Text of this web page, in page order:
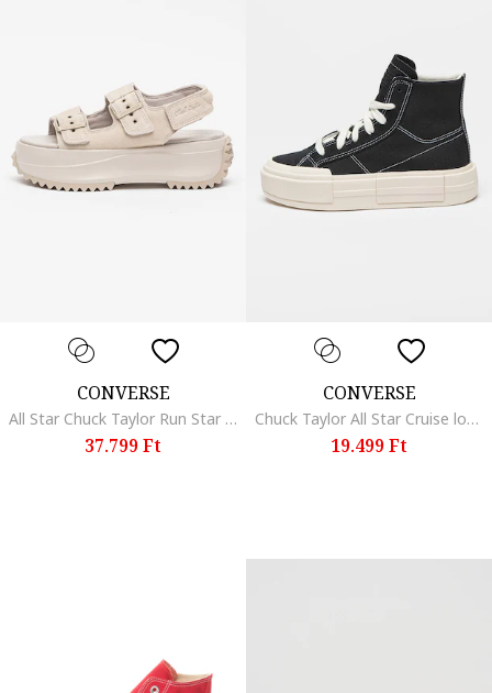
CONVERSE
All Star Chuck Taylor Run Star csatos nyersbőr szandál, Bézs
37.799 Ft
CONVERSE
Chuck Taylor All Star Cruise logós uniszex vászoncipő, Fekete
19.499 Ft